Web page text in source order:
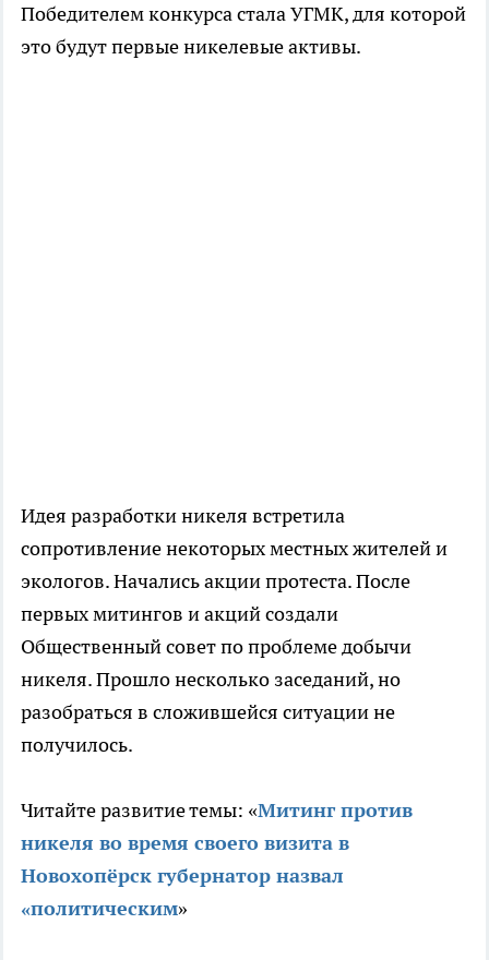
Победителем конкурса стала УГМК, для которой
это будут первые никелевые активы.
Идея разработки никеля встретила
сопротивление некоторых местных жителей и
экологов. Начались акции протеста. После
первых митингов и акций создали
Общественный совет по проблеме добычи
никеля. Прошло несколько заседаний, но
разобраться в сложившейся ситуации не
получилось.
Читайте развитие темы: «Митинг против
никеля во время своего визита в
Новохопёрск губернатор назвал
«политическим»